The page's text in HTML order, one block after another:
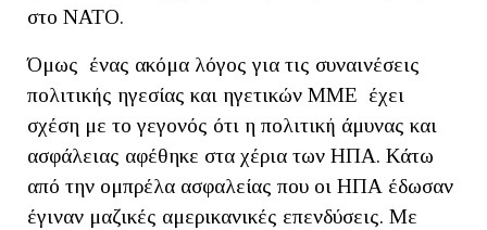
στο ΝΑΤΟ.
Όμως ένας ακόμα λόγος για τις συναινέσεις
πολιτικής ηγεσίας και ηγετικών ΜΜΕ έχει
σχέση με το γεγονός ότι η πολιτική άμυνας και
ασφάλειας αφέθηκε στα χέρια των ΗΠΑ. Κάτω
από την ομπρέλα ασφαλείας που οι ΗΠΑ έδωσαν
έγιναν μαζικές αμερικανικές επενδύσεις. Με